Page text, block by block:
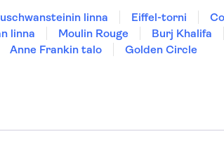
linna Eiffel-torni
linna Moulin Rouge Burj Khalifa
Anne Frankin talo
Golden Circle